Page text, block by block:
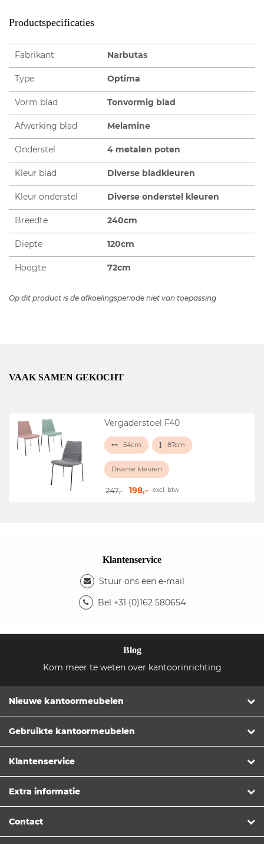
Productspecificaties
Fabrikant Narbutas
Type Optima
Vorm blad Tonvormig blad
Afwerking blad Melamine
Onderstel 4 metalen poten
Kleur blad Diverse bladkleuren
Kleur onderstel Diverse onderstel kleuren
Breedte 240cm
Diepte 120cm
Hoogte 72cm
Op dit product is de afkoelingsperiode niet van toepassing
VAAK SAMEN GEKOCHT
Vergaderstoel F40
54cm 87cm
Diverse kleuren
247,- 198,- excl. btw
Klantenservice
Stuur ons een e-mail
Bel +31 (0)162 580654
Blog
Kom meer te weten over kantoorinrichting
Nieuwe kantoormeubelen
Gebruikte kantoormeubelen
Klantenservice
Extra informatie
Contact